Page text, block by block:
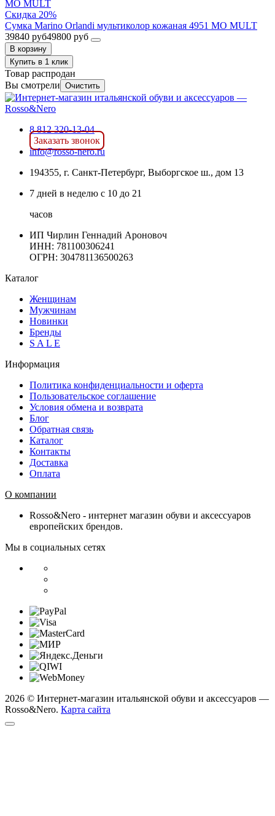
Скидка 20%
Сумка Marino Orlandi мультиколор кожаная 4951 MO MULT
39840 руб49800 руб
В корзину
Купить в 1 клик
Товар распродан
Вы смотрели Очистить
8 812 320-13-04
Заказать звонок
info@rosso-nero.ru
194355, г. Санкт-Петербург, Выборгское ш., дом 13
7 дней в неделю с 10 до 21
часов
ИП Чирлин Геннадий Ароновоч
ИНН: 781100306241
ОГРН: 304781136500263
Каталог
Женщинам
Мужчинам
Новинки
Бренды
S A L E
Информация
Политика конфиденциальности и оферта
Пользовательское соглашение
Условия обмена и возврата
Блог
Обратная связь
Каталог
Контакты
Доставка
Оплата
О компании
Rosso&Nero - интернет магазин обуви и аксессуаров
европейских брендов.
Мы в социальных сетях
2026 © Интернет-магазин итальянской обуви и аксессуаров —
Rosso&Nero. Карта сайта